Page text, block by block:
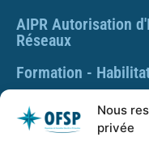
Nous
privée
AIPR Autorisation
Réseaux
Formation -
Formation -